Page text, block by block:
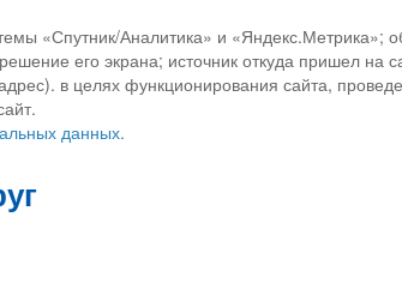
«Спутник/Аналитика» и «Яндекс.Метрика»;
его экрана; источник откуда пришел на
в целях функционирования сайта,
данных.